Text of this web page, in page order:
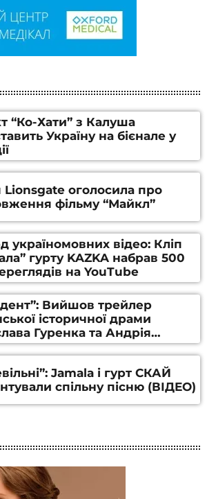
“Ко-Хати” з Калуша
Україну на бієнале у
Lionsgate оголосила про
фільму “Майкл”
україномовних відео: Кліп
гурту KAZKA набрав 500
на YouTube
Вийшов трейлер
історичної драми
Гуренка та Андрія
(ВІДЕО)
Jamala і гурт СКАЙ
спільну пісню (ВІДЕО)